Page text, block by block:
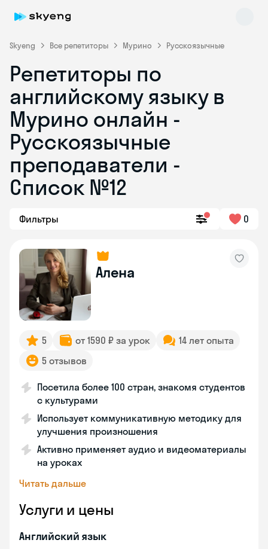
Skyeng Все репетиторы Мурино Русскоязычные
Репетиторы по
английскому языку в
Мурино онлайн -
Русскоязычные
преподаватели -
Список №12
Фильтры 0
Алена
5 от 1590 ₽ за урок
14 лет опыта
5 отзывов
Посетила более 100 стран, знакомя студентов
с культурами
Использует коммуникативную методику для
улучшения произношения
Активно применяет аудио и видеоматериалы
на уроках
Читать дальше
Услуги и цены
Английский язык
online